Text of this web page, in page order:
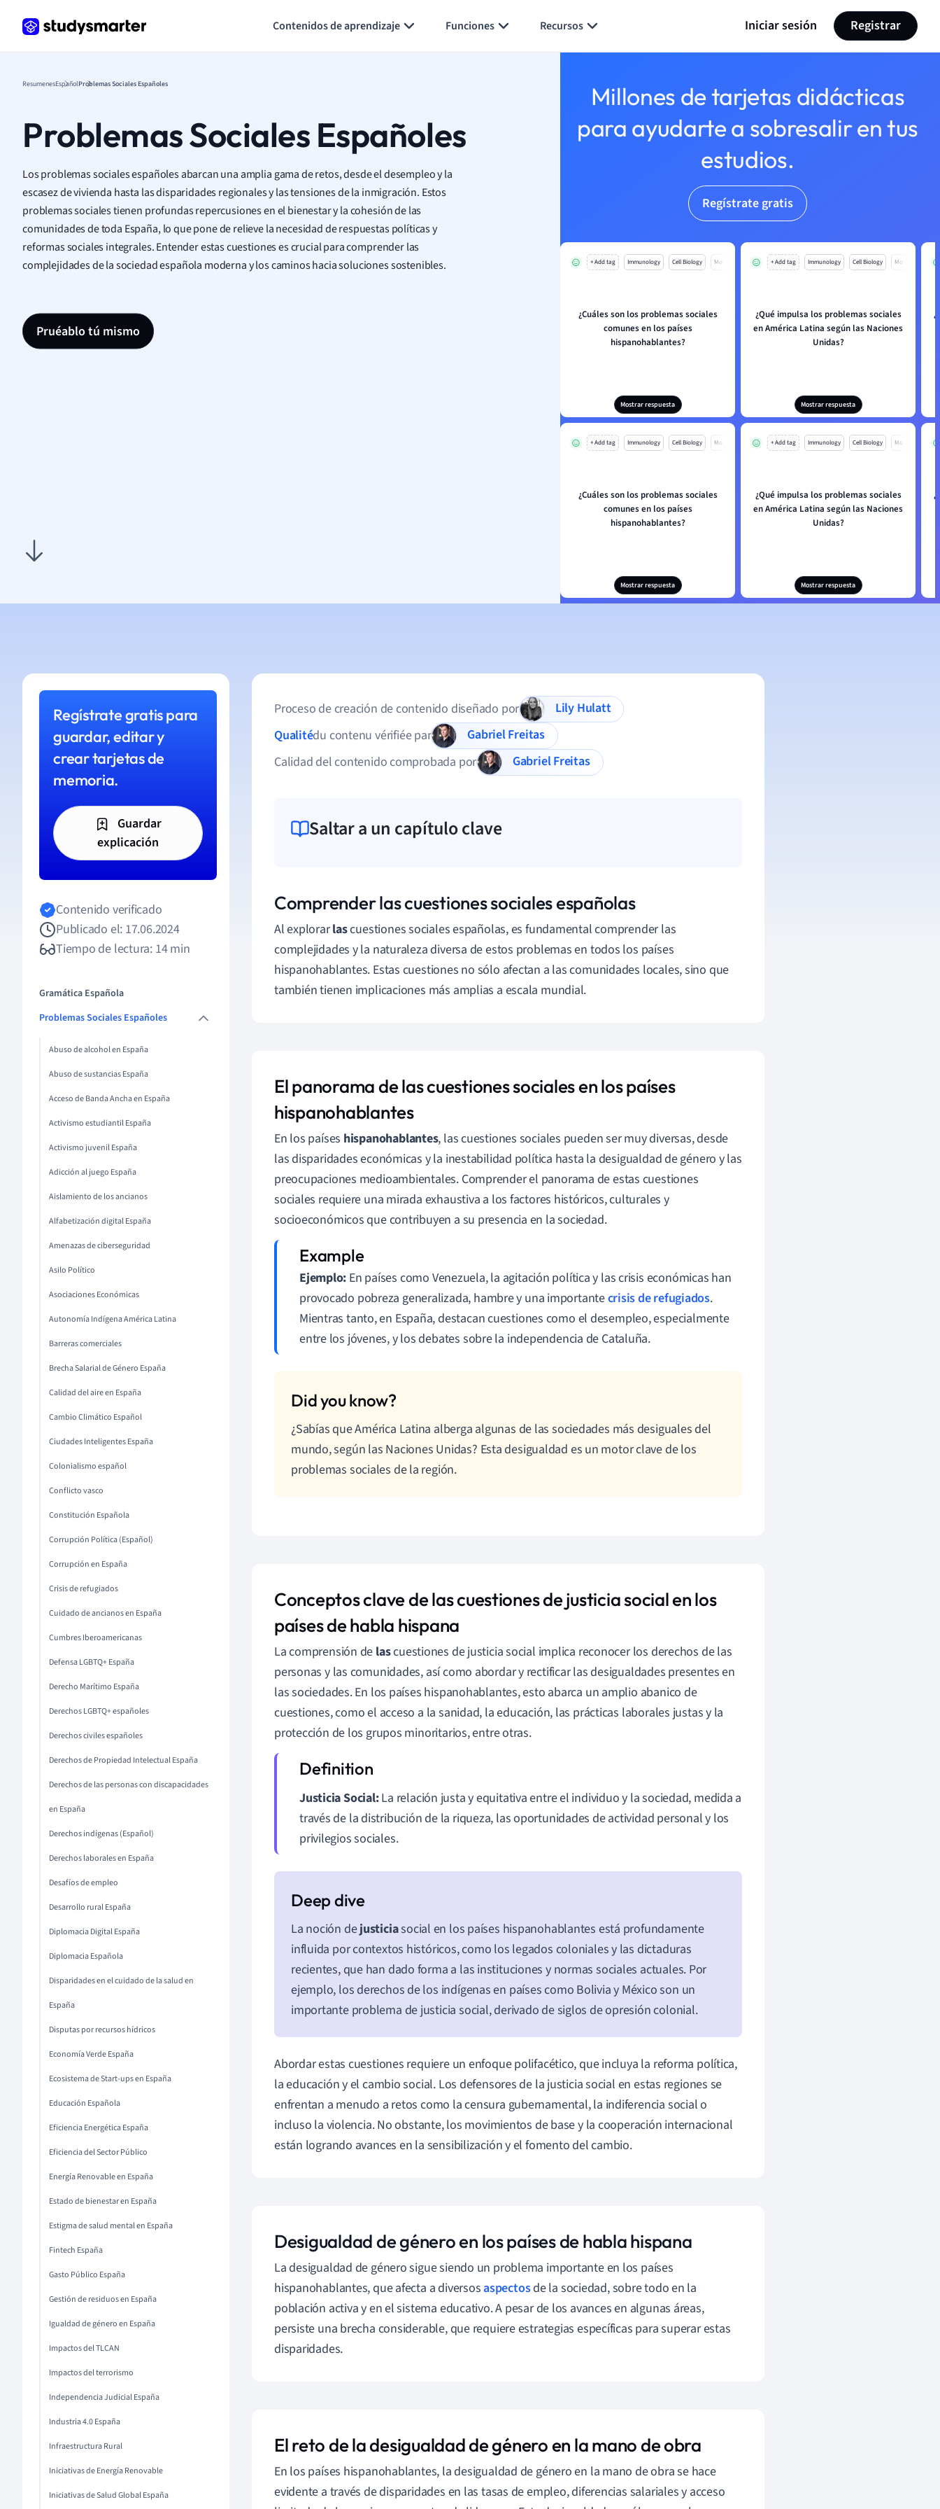
Contenidos de aprendizaje Funciones Recursos Iniciar sesión Registrar
ResumenesEspañolProblemas Sociales Españoles
Problemas Sociales Españoles
Los problemas sociales españoles abarcan una amplia gama de retos, desde el desempleo y la
escasez de vivienda hasta las disparidades regionales y las tensiones de la inmigración. Estos
problemas sociales tienen profundas repercusiones en el bienestar y la cohesión de las
comunidades de toda España, lo que pone de relieve la necesidad de respuestas políticas y
reformas sociales integrales. Entender estas cuestiones es crucial para comprender las
complejidades de la sociedad española moderna y los caminos hacia soluciones sostenibles.
Pruéablo tú mismo
Millones de tarjetas didácticas
para ayudarte a sobresalir en tus
estudios.
Regístrate gratis
+ Add tag Immunology Cell Biology Mo
¿Cuáles son los problemas sociales
comunes en los países
hispanohablantes?
Mostrar respuesta
+ Add tag Immunology Cell Biology Mo
¿Qué impulsa los problemas sociales
en América Latina según las Naciones
Unidas?
Mostrar respuesta
+ Add tag Immunology Cell Biology Mo
¿Cuáles son los problemas sociales
comunes en los países
hispanohablantes?
Mostrar respuesta
+ Add tag Immunology Cell Biology Mo
¿Qué impulsa los problemas sociales
en América Latina según las Naciones
Unidas?
Mostrar respuesta
Regístrate gratis para
guardar, editar y
crear tarjetas de
memoria.
Guardar
explicación
Contenido verificado
Publicado el: 17.06.2024
Tiempo de lectura: 14 min
Gramática Española
Problemas Sociales Españoles
Abuso de alcohol en España
Abuso de sustancias España
Acceso de Banda Ancha en España
Activismo estudiantil España
Activismo juvenil España
Adicción al juego España
Aislamiento de los ancianos
Alfabetización digital España
Amenazas de ciberseguridad
Asilo Político
Asociaciones Económicas
Autonomía Indígena América Latina
Barreras comerciales
Brecha Salarial de Género España
Calidad del aire en España
Cambio Climático Español
Ciudades Inteligentes España
Colonialismo español
Conflicto vasco
Constitución Española
Corrupción Política (Español)
Corrupción en España
Crisis de refugiados
Cuidado de ancianos en España
Cumbres Iberoamericanas
Defensa LGBTQ+ España
Derecho Marítimo España
Derechos LGBTQ+ españoles
Derechos civiles españoles
Derechos de Propiedad Intelectual España
Derechos de las personas con discapacidades
en España
Derechos indígenas (Español)
Derechos laborales en España
Desafíos de empleo
Desarrollo rural España
Diplomacia Digital España
Diplomacia Española
Disparidades en el cuidado de la salud en
España
Disputas por recursos hídricos
Economía Verde España
Ecosistema de Start-ups en España
Educación Española
Eficiencia Energética España
Eficiencia del Sector Público
Energía Renovable en España
Estado de bienestar en España
Estigma de salud mental en España
Fintech España
Gasto Público España
Gestión de residuos en España
Igualdad de género en España
Impactos del TLCAN
Impactos del terrorismo
Independencia Judicial España
Industria 4.0 España
Infraestructura Rural
Iniciativas de Energía Renovable
Iniciativas de Salud Global España
Proceso de creación de contenido diseñado por
Lily Hulatt
Qualitédu contenu vérifiée par
Gabriel Freitas
Calidad del contenido comprobada por
Gabriel Freitas
Saltar a un capítulo clave
Comprender las cuestiones sociales españolas
Al explorarlascuestiones sociales españolas, es fundamental comprender las
complejidades y la naturaleza diversa de estos problemas en todos los países
hispanohablantes. Estas cuestiones no sólo afectan a las comunidades locales, sino que
también tienen implicaciones más amplias a escala mundial.
El panorama de las cuestiones sociales en los países
hispanohablantes
En los países hispanohablantes, las cuestiones sociales pueden ser muy diversas, desde
las disparidades económicas y la inestabilidad política hasta la desigualdad de género y las
preocupaciones medioambientales. Comprender el panorama de estas cuestiones
sociales requiere una mirada exhaustiva a los factores históricos, culturales y
socioeconómicos que contribuyen a su presencia en la sociedad.
Ejemplo: En países como Venezuela, la agitación política y las crisis económicas han
provocado pobreza generalizada, hambre y una importantecrisis de refugiados.
Mientras tanto, en España, destacan cuestiones como el desempleo, especialmente
entre los jóvenes, y los debates sobre la independencia de Cataluña.
¿Sabías que América Latina alberga algunas de las sociedades más desiguales del
mundo, según las Naciones Unidas? Esta desigualdad es un motor clave de los
problemas sociales de la región.
Conceptos clave de las cuestiones de justicia social en los
países de habla hispana
La comprensión de lascuestiones de justicia social implica reconocer los derechos de las
personas y las comunidades, así como abordar y rectificar las desigualdades presentes en
las sociedades. En los países hispanohablantes, esto abarca un amplio abanico de
cuestiones, como el acceso a la sanidad, la educación, las prácticas laborales justas y la
protección de los grupos minoritarios, entre otras.
Justicia Social:La relación justa y equitativa entre el individuo y la sociedad, medida a
través de la distribución de la riqueza, las oportunidades de actividad personal y los
privilegios sociales.
La noción dejusticiasocial en los países hispanohablantes está profundamente
influida por contextos históricos, como los legados coloniales y las dictaduras
recientes, que han dado forma a las instituciones y normas sociales actuales. Por
ejemplo, los derechos de los indígenas en países como Bolivia y México son un
importante problema de justicia social, derivado de siglos de opresión colonial.
Abordar estas cuestiones requiere un enfoque polifacético, que incluya la reforma política,
la educación y el cambio social. Los defensores de la justicia social en estas regiones se
enfrentan a menudo a retos como la censura gubernamental, la indiferencia social o
incluso la violencia. No obstante, los movimientos de base y la cooperación internacional
están logrando avances en la sensibilización y el fomento del cambio.
Desigualdad de género en los países de habla hispana
La desigualdad de género sigue siendo un problema importante en los países
hispanohablantes, que afecta a diversosaspectosde la sociedad, sobre todo en la
población activa y en el sistema educativo. A pesar de los avances en algunas áreas,
persiste una brecha considerable, que requiere estrategias específicas para superar estas
disparidades.
El reto de la desigualdad de género en la mano de obra
En los países hispanohablantes, la desigualdad de género en la mano de obra se hace
evidente a través de disparidades en las tasas de empleo, diferencias salariales y acceso